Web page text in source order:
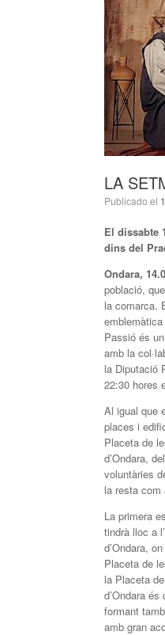
LA
Publicado el
El dissabte
dins del
Ondara,
població,
la comarca.
Passió és
amb la
la Diputació
22:30 hores
Al igual que
places i
Placeta de
d’Ondara,
voluntàries
la resta com
La primera
tindrà lloc a
d’Ondara,
Placeta de
la Placeta
d’Ondara
formant
amb gran